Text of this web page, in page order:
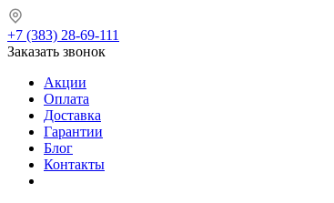
+7 (383) 28-69-111
Заказать звонок
Акции
Оплата
Доставка
Гарантии
Блог
Контакты